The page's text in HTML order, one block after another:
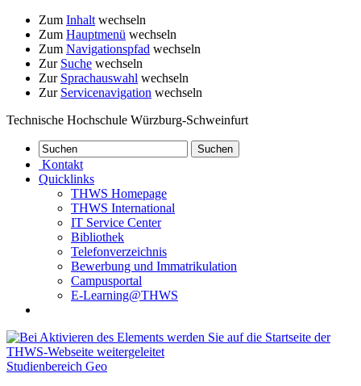
Zum Inhalt wechseln
Zum Hauptmenü wechseln
Zum Navigationspfad wechseln
Zur Suche wechseln
Zur Sprachauswahl wechseln
Zur Servicenavigation wechseln
Technische Hochschule Würzburg-Schweinfurt
Kontakt
Quicklinks
THWS Homepage
THWS International
IT Service Center
Bibliothek
Telefonverzeichnis
Bewerbung und Immatrikulation
Campusportal
E-Learning@THWS
Studienbereich Geo